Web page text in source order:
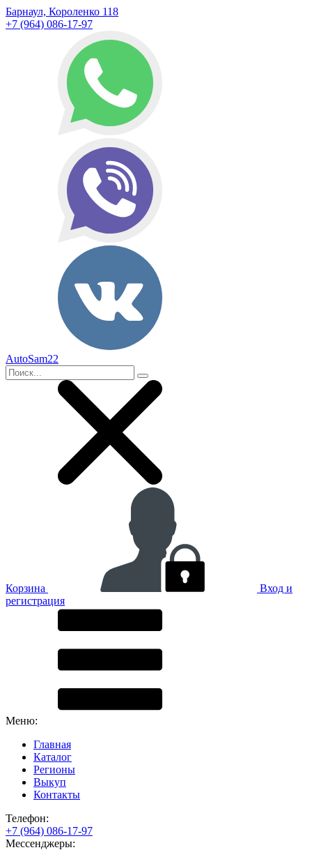
Барнаул, Короленко 118
+7 (964) 086-17-97
AutoSam22
Корзина
Вход и
регистрация
Меню:
Главная
Каталог
Регионы
Выкуп
Контакты
Телефон:
+7 (964) 086-17-97
Мессенджеры: